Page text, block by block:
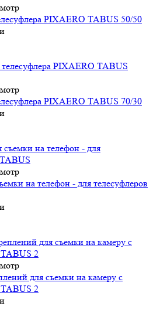
PIXAERO TABUS 50/50
PIXAERO TABUS 70/30
на телефон - для телесуфлеров
для съемки на камеру с
TABUS 2